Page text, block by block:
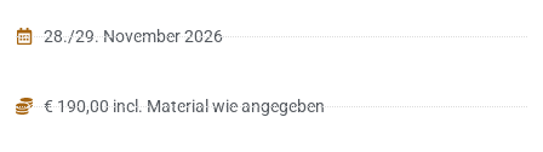
28./29. November 2026
€ 190,00 incl. Material wie angegeben